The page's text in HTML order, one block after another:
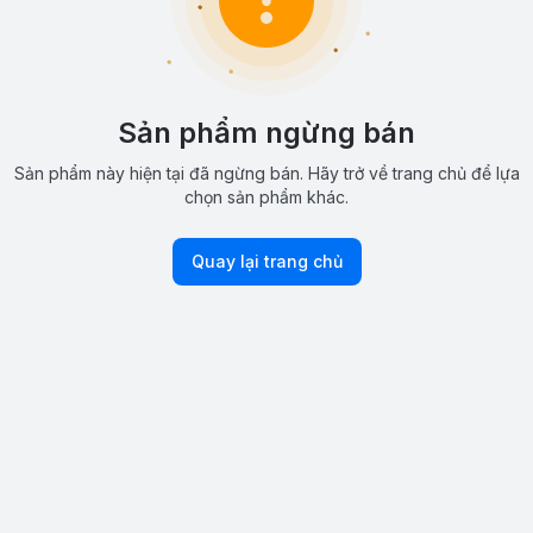
Sản phẩm ngừng bán
Sản phẩm này hiện tại đã ngừng bán. Hãy trở về trang chủ để lựa
chọn sản phẩm khác.
Quay lại trang chủ